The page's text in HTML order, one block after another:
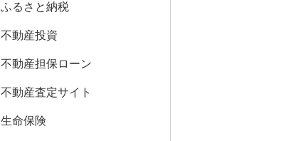
ふるさと納税
不動産投資
不動産担保ローン
不動産査定サイト
生命保険